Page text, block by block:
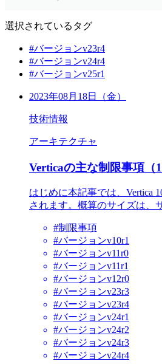
選択されているタグ
#バージョンv23r4
#バージョンv24r4
#バージョンv25r1
2023年08月18日（金）
技術情報
アーキテクチャ
Verticaの主な制限事項（
はじめに本記事では、Vertica
されます。概算のサイズは、
#制限事項
#バージョンv10r1
#バージョンv11r0
#バージョンv11r1
#バージョンv12r0
#バージョンv23r3
#バージョンv23r4
#バージョンv24r1
#バージョンv24r2
#バージョンv24r3
#バージョンv24r4